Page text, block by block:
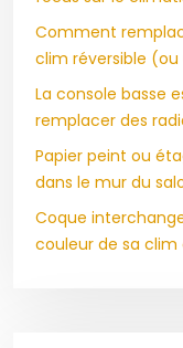
Comment
clim réversible (ou
La console basse
remplacer des
Papier peint ou
dans le mur du
Coque
couleur de sa